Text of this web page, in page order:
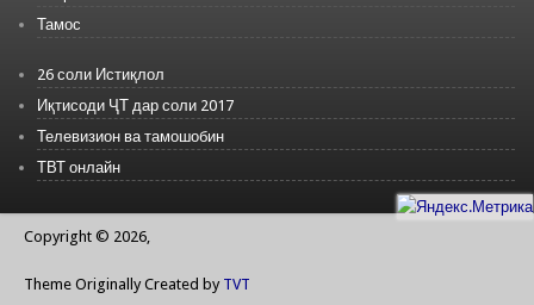
Тамос
26 соли Истиқлол
Иқтисоди ҶТ дар соли 2017
Телевизион ва тамошобин
ТВТ онлайн
Copyright © 2026,
Theme Originally Created by TVT